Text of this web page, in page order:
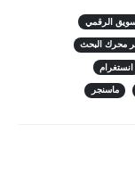
الرقمي
محرك البحث
انستغرام
ماسنجر